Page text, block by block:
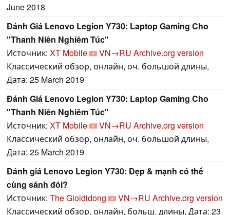
June 2018
Đánh Giá Lenovo Legion Y730: Laptop Gaming Cho
"Thanh Niên Nghiêm Túc"
Источник: XT Mobile VN→RU Archive.org version
Классический обзор, онлайн, оч. большой длины,
Дата: 25 March 2019
Đánh Giá Lenovo Legion Y730: Laptop Gaming Cho
"Thanh Niên Nghiêm Túc"
Источник: XT Mobile VN→RU Archive.org version
Классический обзор, онлайн, оч. большой длины,
Дата: 25 March 2019
Đánh giá Lenovo Legion Y730: Đẹp & mạnh có thể
cùng sánh đôi?
Источник: The Gioididong VN→RU Archive.org version
Классический обзор, онлайн, больш. длины, Дата: 23